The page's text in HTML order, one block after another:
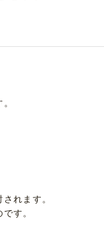
れます。
す。